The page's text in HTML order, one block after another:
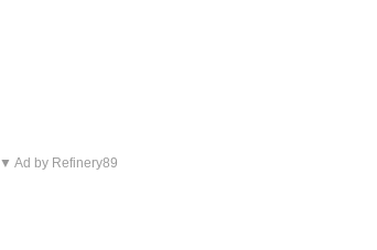
▼ Ad by Refinery89